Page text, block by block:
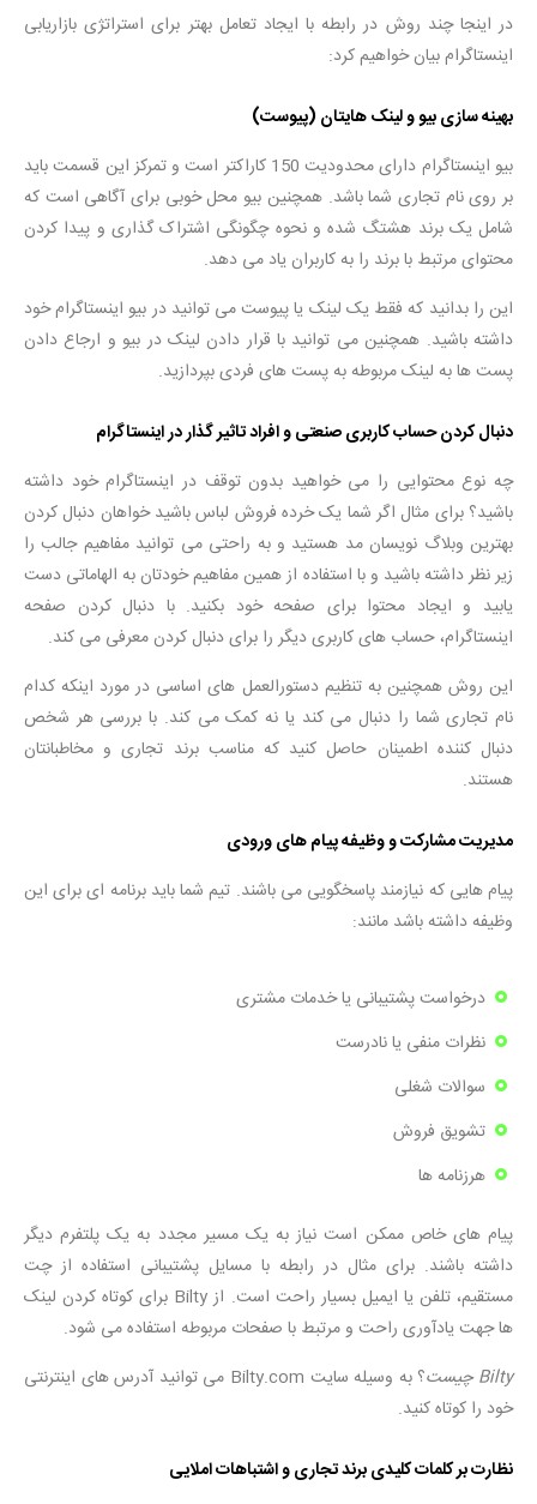
در اینجا چند روش در رابطه با ایجاد تعامل بهتر برای استراتژی بازاریابی
اینستاگرام بیان خواهیم کرد:
بهینه سازی بیو و لینک هایتان (پیوست)
بیو اینستاگرام دارای محدودیت 150 کاراکتر است و تمرکز این قسمت باید
بر روی نام تجاری شما باشد. همچنین بیو محل خوبی برای آگاهی است که
شامل یک برند هشتگ شده و نحوه چگونگی اشتراک گذاری و پیدا کردن
محتوای مرتبط با برند را به کاربران یاد می دهد.
این را بدانید که فقط یک لینک یا پیوست می توانید در بیو اینستاگرام خود
داشته باشید. همچنین می توانید با قرار دادن لینک در بیو و ارجاع دادن
پست ها به لینک مربوطه به پست های فردی بپردازید.
دنبال کردن حساب کاربری صنعتی و افراد تاثیر گذار در اینستاگرام
چه نوع محتوایی را می خواهید بدون توقف در اینستاگرام خود داشته
باشید؟ برای مثال اگر شما یک خرده فروش لباس باشید خواهان دنبال کردن
بهترین وبلاگ نویسان مد هستید و به راحتی می توانید مفاهیم جالب را
زیر نظر داشته باشید و با استفاده از همین مفاهیم خودتان به الهاماتی دست
یابید و ایجاد محتوا برای صفحه خود بکنید. با دنبال کردن صفحه
اینستاگرام، حساب های کاربری دیگر را برای دنبال کردن معرفی می کند.
این روش همچنین به تنظیم دستورالعمل های اساسی در مورد اینکه کدام
نام تجاری شما را دنبال می کند یا نه کمک می کند. با بررسی هر شخص
دنبال کننده اطمینان حاصل کنید که مناسب برند تجاری و مخاطبانتان
هستند.
مدیریت مشارکت و وظیفه پیام های ورودی
پیام هایی که نیازمند پاسخگویی می باشند. تیم شما باید برنامه ای برای این
وظیفه داشته باشد مانند:
درخواست پشتیبانی یا خدمات مشتری
نظرات منفی یا نادرست
سوالات شغلی
تشویق فروش
هرزنامه ها
پیام های خاص ممکن است نیاز به یک مسیر مجدد به یک پلتفرم دیگر
داشته باشند. برای مثال در رابطه با مسایل پشتیبانی استفاده از چت
مستقیم، تلفن یا ایمیل بسیار راحت است. از Bilty برای کوتاه کردن لینک
ها جهت یادآوری راحت و مرتبط با صفحات مربوطه استفاده می شود.
Bilty چیست
؟ به وسیله سایت Bilty.com می توانید آدرس های اینترنتی
خود را کوتاه کنید.
نظارت بر کلمات کلیدی برند تجاری و اشتباهات املایی